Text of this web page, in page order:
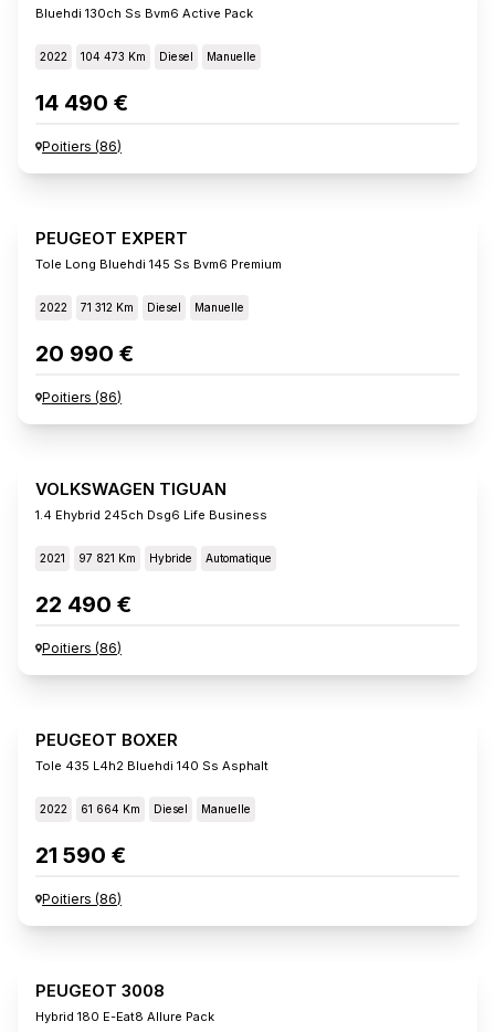
Bluehdi 130ch Ss Bvm6 Active Pack
2022 104 473 Km Diesel Manuelle
14 490 €
Poitiers (86)
PEUGEOT EXPERT
Tole Long Bluehdi 145 Ss Bvm6 Premium
2022 71 312 Km Diesel Manuelle
20 990 €
Poitiers (86)
VOLKSWAGEN TIGUAN
1.4 Ehybrid 245ch Dsg6 Life Business
2021 97 821 Km Hybride Automatique
22 490 €
Poitiers (86)
PEUGEOT BOXER
Tole 435 L4h2 Bluehdi 140 Ss Asphalt
2022 61 664 Km Diesel Manuelle
21 590 €
Poitiers (86)
PEUGEOT 3008
Hybrid 180 E-Eat8 Allure Pack